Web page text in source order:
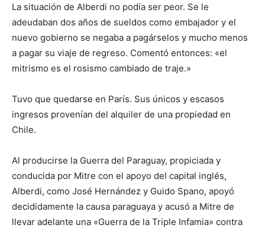
La situación de Alberdi no podía ser peor. Se le
adeudaban dos años de sueldos como embajador y el
nuevo gobierno se negaba a pagárselos y mucho menos
a pagar su viaje de regreso. Comentó entonces: «el
mitrismo es el rosismo cambiado de traje.»
Tuvo que quedarse en París. Sus únicos y escasos
ingresos provenían del alquiler de una propiedad en
Chile.
Al producirse la Guerra del Paraguay, propiciada y
conducida por Mitre con el apoyo del capital inglés,
Alberdi, como José Hernández y Guido Spano, apoyó
decididamente la causa paraguaya y acusó a Mitre de
llevar adelante una «Guerra de la Triple Infamia» contra